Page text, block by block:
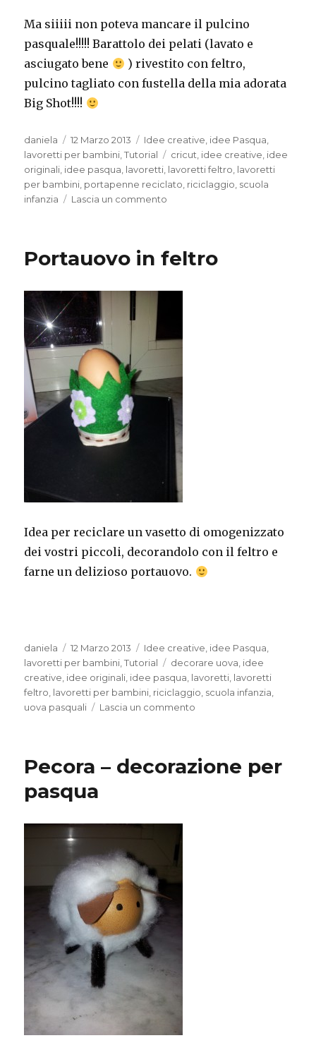
Ma siiiii non poteva mancare il pulcino
pasquale!!!!! Barattolo dei pelati (lavato e
asciugato bene
) rivestito con feltro,
pulcino tagliato con fustella della mia adorata
Big Shot!!!!
Autore
daniela
Pubblicato
il
12 Marzo 2013 Categorie
Idee creative, idee Pasqua,
lavoretti per bambini,Tutorial Tag
cricut, idee creative, idee
originali, idee pasqua, lavoretti, lavoretti feltro, lavoretti
per bambini, portapenne reciclato, riciclaggio, scuola
infanzia
Lascia un commento
feltro
Portauovo in feltro
Idea per reciclare un vasetto di omogenizzato
dei vostri piccoli, decorandolo con il feltro e
farne un delizioso portauovo.
Autore
daniela
Pubblicato
il
12 Marzo 2013 Categorie
Idee creative, idee Pasqua,
lavoretti per bambini,Tutorial Tag
decorare uova, idee
creative, idee originali, idee pasqua, lavoretti, lavoretti
feltro, lavoretti per bambini, riciclaggio, scuola infanzia,
uova pasquali
Lascia un commento
Pecora – decorazione per
pasqua